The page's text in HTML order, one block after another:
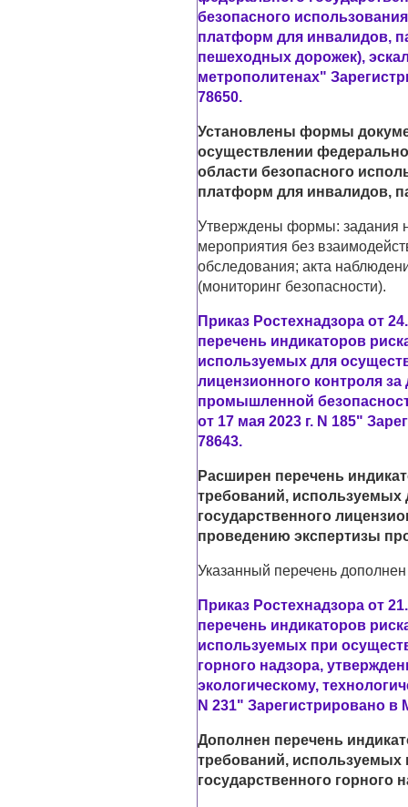
безопасного
платформ для инвалидов,
пешеходных дорожек),
метрополитенах"
78650.
Установлены формы
осуществлении
области безопасного
платформ для инвалидов,
Утверждены формы: задания
мероприятия без
обследования; акта
(мониторинг безопасности).
Приказ Ростехнадзора от
перечень индикаторов
используемых для
лицензионного контроля
промышленной
от 17 мая 2023 г. N 185"
78643.
Расширен перечень
требований, используемых
государственного
проведению экспертизы
Указанный перечень
Приказ Ростехнадзора от
перечень индикаторов
используемых при
горного надзора,
экологическому,
N 231" Зарегистрировано в
Дополнен перечень
требований,
государственного горного